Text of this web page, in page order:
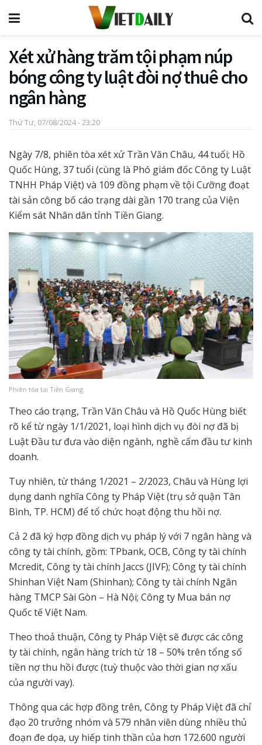
Xét xử hàng trăm tội phạm núp
bóng công ty luật đòi nợ thuê cho
ngân hàng
Thứ Tư, 07/08/2024 - 23:20
Ngày 7/8, phiên tòa xét xử Trần Văn Châu, 44 tuổi; Hồ
Quốc Hùng, 37 tuổi (cùng là Phó giám đốc Công ty Luật
TNHH Pháp Việt) và 109 đồng phạm về tội Cưỡng đoạt
tài sản công bố cáo trạng dài gần 170 trang của Viện
Kiểm sát Nhân dân tỉnh Tiền Giang.
Phiên tòa tại Tiền Giang
Theo cáo trạng, Trần Văn Châu và Hồ Quốc Hùng biết
rõ kể từ ngày 1/1/2021, loại hình dịch vụ đòi nợ đã bị
Luật Đầu tư đưa vào diện ngành, nghề cấm đầu tư kinh
doanh.
Tuy nhiên, từ tháng 1/2021 – 2/2023, Châu và Hùng lợi
dụng danh nghĩa Công ty Pháp Việt (trụ sở quận Tân
Bình, TP. HCM) để tổ chức hoạt động thu hồi nợ.
Cả 2 đã ký hợp đồng dịch vụ pháp lý với 7 ngân hàng và
công ty tài chính, gồm: TPbank, OCB, Công ty tài chính
Mcredit, Công ty tài chính Jaccs (JIVF); Công ty tài chính
Shinhan Việt Nam (Shinhan); Công ty tài chính Ngân
hàng TMCP Sài Gòn – Hà Nội; Công ty Mua bán nợ
Quốc tế Việt Nam.
Theo thoả thuận, Công ty Pháp Việt sẽ được các công
ty tài chính, ngân hàng trích từ 18 – 50% trên tổng số
tiền nợ thu hồi được (tuỳ thuộc vào thời gian nợ xấu
của người vay).
Thông qua các hợp đồng trên, Công ty Pháp Việt đã chỉ
đạo 20 trưởng nhóm và 579 nhân viên dùng nhiều thủ
đoạn đe dọa, uy hiếp tinh thần của hơn 172.600 người